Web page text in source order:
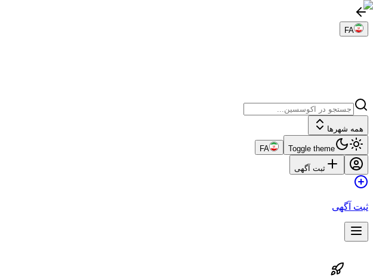
FA
همه شهرها
Toggle theme
FA
ثبت آگهی
ثبت آگهی